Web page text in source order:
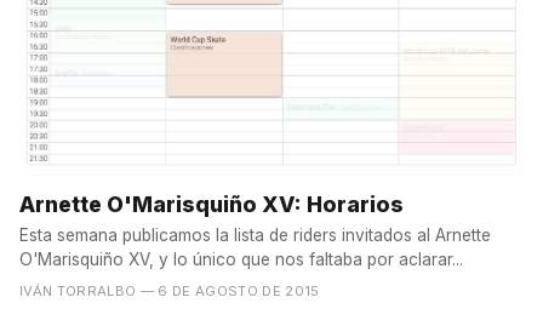
Arnette O'Marisquiño XV: Horarios
Esta semana publicamos la lista de riders invitados al Arnette
O'Marisquiño XV, y lo único que nos faltaba por aclarar...
IVÁN TORRALBO — 6 DE AGOSTO DE 2015